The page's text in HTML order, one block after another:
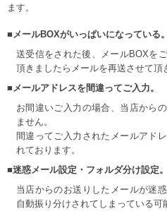
ます。
■メールBOXがいっぱいになっている。
送受信をされた後、メールBOXを
頂きましたらメールを再送させて頂
■メールアドレスを間違ってご入力。
お間違いご入力の場合、当店から
ません。
間違ってご入力されたメールアド
れております。
■迷惑メール設定・フォルダ分け設定。
当店からのお送りしたメールが迷
自動振り分けされてしまっている可